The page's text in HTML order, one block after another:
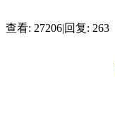
查看: 27206|回复: 263